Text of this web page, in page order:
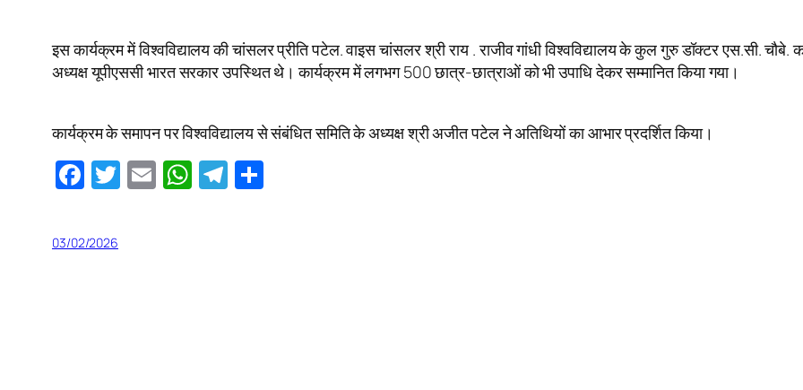
इस कार्यक्रम में विश्वविद्यालय की चांसलर प्रीति पटेल. वाइस चांसलर श्री राय . राजीव गांधी विश्वविद्यालय के कुल गुरु डॉक्टर एस.सी. चौबे.
अध्यक्ष यूपीएससी भारत सरकार उपस्थित थे। कार्यक्रम में लगभग 500 छात्र-छात्राओं को भी उपाधि देकर सम्मानित किया गया।
कार्यक्रम के समापन पर विश्वविद्यालय से संबंधित समिति के अध्यक्ष श्री अजीत पटेल ने अतिथियों का आभार प्रदर्शित किया।
Facebook
Twitter
EmailWhatsApp
Telegram
03/02/2026